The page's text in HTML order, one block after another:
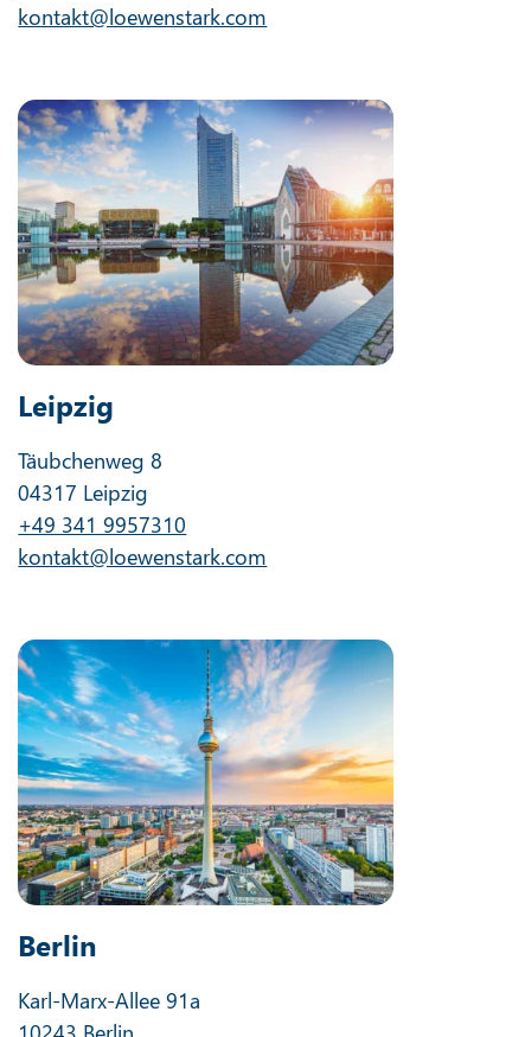
kontakt@loewenstark.com
Leipzig
Täubchenweg 8
04317 Leipzig
+49 341 9957310
kontakt@loewenstark.com
Berlin
Karl-Marx-Allee 91a